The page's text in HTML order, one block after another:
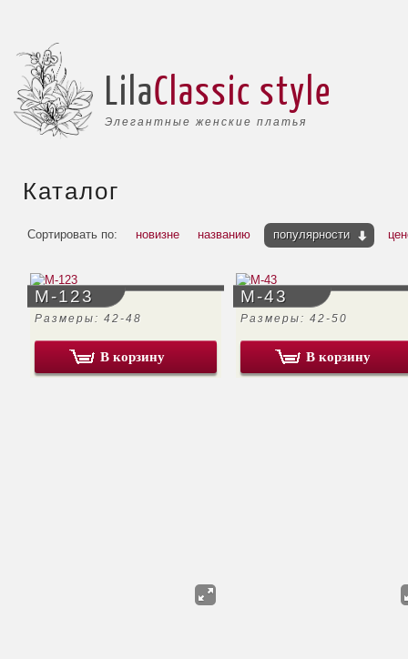
Элегантные женские платья
LilaClassic style
Каталог
Сортировать по: новизне названию популярности
М-123
Размеры: 42-48
В корзину
М-43
Размеры: 42-50
В корзину